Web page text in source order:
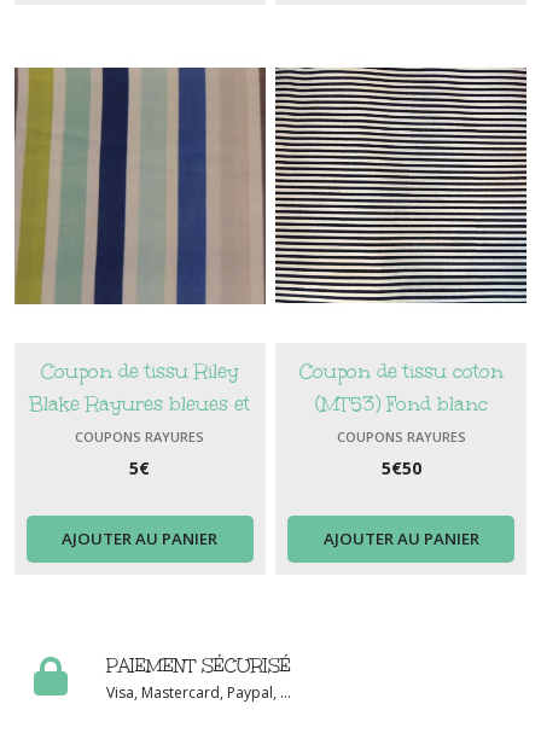
Coupon de tissu Riley
Blake Rayures bleues et
vert anis
COUPONS RAYURES
5€
AJOUTER AU PANIER
Coupon de tissu coton
(MT53) Fond blanc
rayures bleues
COUPONS RAYURES
5€50
AJOUTER AU PANIER
PAIEMENT SÉCURISÉ
Visa, Mastercard, Paypal, ...